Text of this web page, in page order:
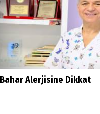
Bahar Alerjisine Dikkat